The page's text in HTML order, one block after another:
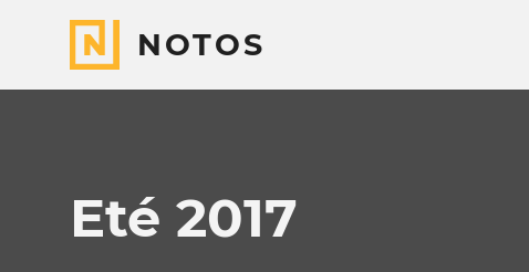
NOTOS
Eté 2017